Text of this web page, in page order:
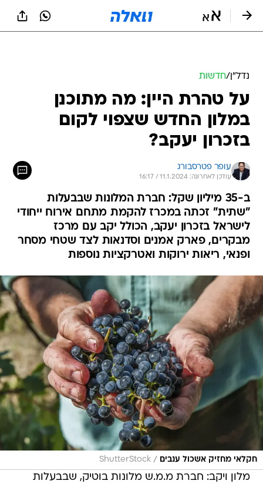
נדל״ן/חדשות
על טהרת היין: מה מתוכנן
במלון החדש שצפוי לקום
בזכרון יעקב?
עופר פטרסבורג
עודכן לאחרונה: 11.1.2024 / 16:17
ב-35 מיליון שקל: חברת המלונות שבבעלות
"שתית" זכתה במכרז להקמת מתחם אירוח ייחודי
לישראל בזכרון יעקב, הכולל יקב עם מרכז
מבקרים, פארק אמנים וסדנאות לצד שטחי מסחר
ופנאי, ריאות ירוקות ואטרקציות נוספות
חקלאי מחזיק אשכול ענבים /
ShutterStock
מלון ויקב: חברת מ.מ.ש מלונות בוטיק, שבבעלות